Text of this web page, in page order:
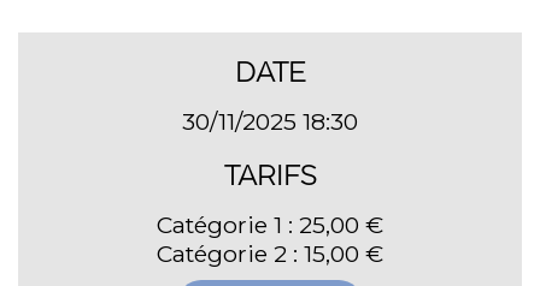
DATE
30/11/2025 18:30
TARIFS
Catégorie 1 : 25,00 €
Catégorie 2 : 15,00 €